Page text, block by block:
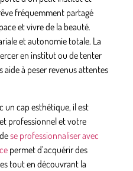
fréquemment partagé
et vivre de la beauté.
et autonomie totale. La
en institut ou de tenter
aide à peser revenus attentes
un cap esthétique, il est
professionnel et votre
se professionnaliser avec
permet d’acquérir des
tout en découvrant la